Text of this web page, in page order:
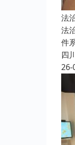
法
法
件
四
26-